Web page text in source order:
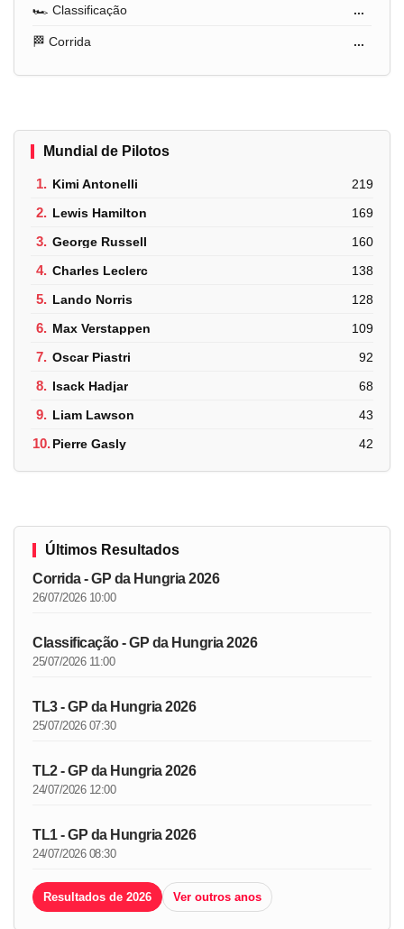
🏎️ Classificação ...
🏁 Corrida ...
Mundial de Pilotos
1. Kimi Antonelli 219
2. Lewis Hamilton 169
3. George Russell 160
4. Charles Leclerc 138
5. Lando Norris 128
6. Max Verstappen 109
7. Oscar Piastri 92
8. Isack Hadjar 68
9. Liam Lawson 43
10.Pierre Gasly 42
Últimos Resultados
Corrida - GP da Hungria 2026
26/07/2026 10:00
Classificação - GP da Hungria 2026
25/07/2026 11:00
TL3 - GP da Hungria 2026
25/07/2026 07:30
TL2 - GP da Hungria 2026
24/07/2026 12:00
TL1 - GP da Hungria 2026
24/07/2026 08:30
Resultados de 2026 Ver outros anos